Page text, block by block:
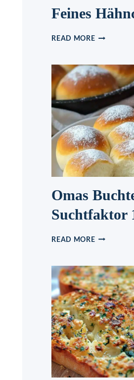
Feines
READ MOREFEINES
Omas
Suchtfaktor
READ MOREOMAS
1000